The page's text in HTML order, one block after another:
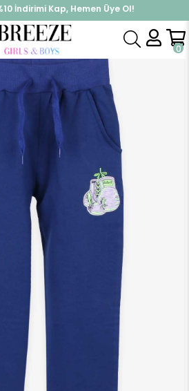
Yaz İndirimi, Hemen Al!
İndirimi Kap, Hemen Üye Ol!
0
Giyim Eşofman Altı Erkek Çocuk Eşofman Altı Nakışlı Koyu Mavi (8 Yaş)